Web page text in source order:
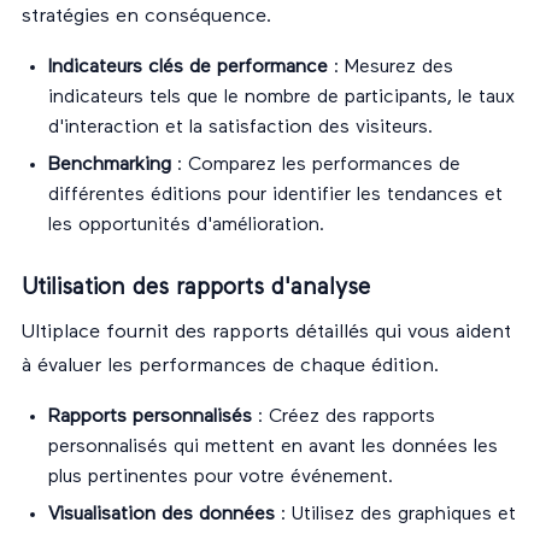
stratégies en conséquence.
Indicateurs clés de performance : Mesurez des
indicateurs tels que le nombre de participants, le taux
d'interaction et la satisfaction des visiteurs.
Benchmarking : Comparez les performances de
différentes éditions pour identifier les tendances et
les opportunités d'amélioration.
Utilisation des rapports d'analyse
Ultiplace fournit des rapports détaillés qui vous aident
à évaluer les performances de chaque édition.
Rapports personnalisés : Créez des rapports
personnalisés qui mettent en avant les données les
plus pertinentes pour votre événement.
Visualisation des données : Utilisez des graphiques et